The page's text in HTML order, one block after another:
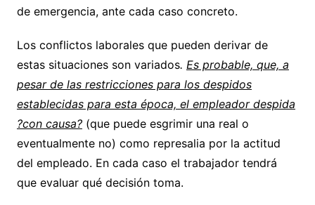
de emergencia, ante cada caso concreto.
Los conflictos laborales que pueden derivar de
estas situaciones son variados. Es probable, que, a
pesar de las restricciones para los despidos
establecidas para esta época, el empleador despida
?con causa?(que puede esgrimir una real o
eventualmente no) como represalia por la actitud
del empleado. En cada caso el trabajador tendrá
que evaluar qué decisión toma.